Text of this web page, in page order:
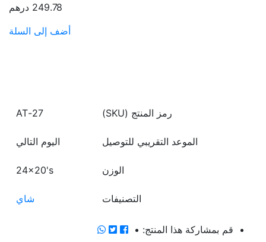
249.78 درهم
أضف إلى السلة
رمز المنتج (SKU) 27-AT
الموعد التقريبي للتوصيل اليوم التالي
الوزن 24x20's
التصنيفات شاي
قم بمشاركة هذا المنتج: